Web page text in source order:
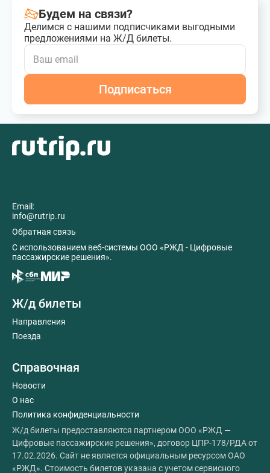
Будем на связи?
Делимся с нашими подписчиками выгодными
предложениями на Ж/Д билеты.
Подписаться
Email:
info@rutrip.ru
Обратная связь
C использованием веб-системы ООО «РЖД - Цифровые
пассажирские решения».
Ж/д билеты
Направления
Поезда
Справочная
Новости
О нас
Политика конфиденциальности
Ж/д билеты предоставляются партнером ООО «РЖД —
Цифровые пассажирские решения», договор ЦПР-178/РДА от
17.02.2026. Сайт не является официальным ресурсом ОАО
«РЖД». Стоимость билетов указана с учетом сервисного